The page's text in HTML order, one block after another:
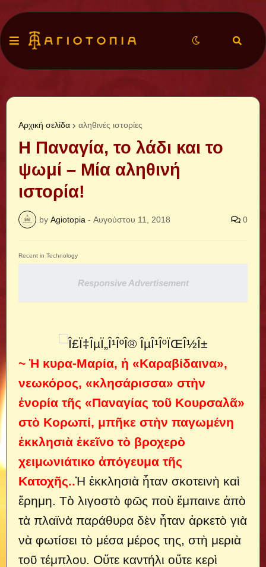
Αρχική σελίδα αληθινές ιστορίες
Η Παναγία, το λάδι και το
ψωμί – Μία αληθινή
ιστορία!
by Agiotopia - Αυγούστου 11, 2018 0
Recent in Technology
Responsive Advertisement
~ Ἡ κυρα-Μαρία, ἡ «Καραβίδαινα»,
νεωκόρος, «κλησάρισσα» στὴν
ἐνορία τῆς «Παναγίας τοῦ Κουρσαλᾶ»
στὸ Κορωπί, μπῆκε στὴν παγωμένη
ἐκκλησιὰ ἐκεῖνο τὸ βροχερὸ
χειμωνιάτικο ἀπόγευμα τῆς
Κατοχῆς..Ἡ ἐκκλησιὰ ἦταν σκοτεινὴ καὶ
ἔρημη. Τὸ λιγοστὸ φῶς ποὺ ἔμπαινε ἀπὸ
τὰ πλαϊνὰ παράθυρα δὲν ἦταν ἀρκετὸ γιὰ
νὰ φωτίσει τὸ μέσα μέρος της, στὴ μεριὰ
τοῦ τέμπλου. Οὔτε καντήλι οὔτε κερὶ